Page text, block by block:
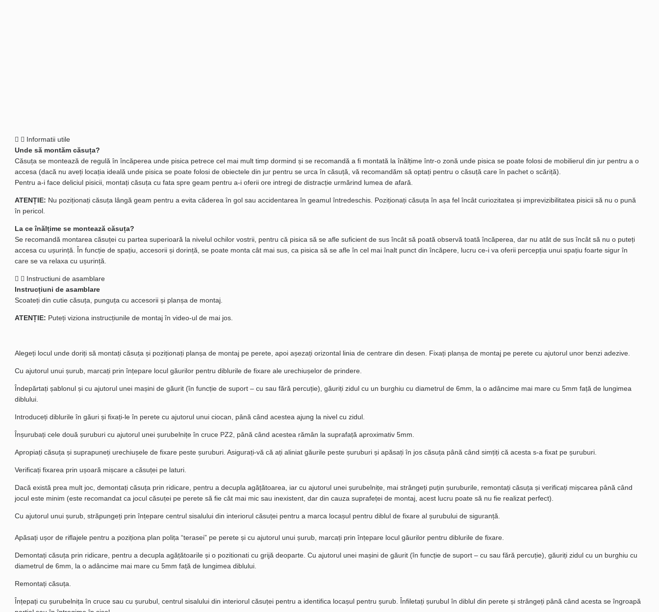
Informatii utile
Unde să montăm căsuța?
Căsuța se montează de regulă în încăperea unde pisica petrece cel mai mult timp dormind și se recomandă a fi montată la înălțime într-o zonă unde pisica se poate folosi de mobilierul din jur pentru a o
accesa (dacă nu aveți locația ideală unde pisica se poate folosi de obiectele din jur pentru se urca în căsuță, vă recomandăm să optați pentru o căsuță care în pachet o scăriță).
Pentru a-i face deliciul pisicii, montați căsuța cu fata spre geam pentru a-i oferii ore intregi de distracție urmărind lumea de afară.
ATENȚIE: Nu poziționați căsuța lângă geam pentru a evita căderea în gol sau accidentarea în geamul întredeschis. Poziționați căsuța în așa fel încât curiozitatea și imprevizibilitatea pisicii să nu o pună
în pericol.
La ce înălțime se montează căsuța?
Se recomandă montarea căsuței cu partea superioară la nivelul ochilor vostrii, pentru că pisica să se afle suficient de sus încât să poată observă toată încăperea, dar nu atât de sus încât să nu o puteți
accesa cu ușurință. În funcție de spațiu, accesorii și dorință, se poate monta cât mai sus, ca pisica să se afle în cel mai înalt punct din încăpere, lucru ce-i va oferii percepția unui spațiu foarte sigur în
care se va relaxa cu ușurință.
Instructiuni de asamblare
Instrucțiuni de asamblare
Scoateți din cutie căsuța, punguța cu accesorii și planșa de montaj.
ATENȚIE: Puteți viziona instrucțiunile de montaj în video-ul de mai jos.
Alegeți locul unde doriți să montați căsuța și poziționați planșa de montaj pe perete, apoi așezați orizontal linia de centrare din desen. Fixați planșa de montaj pe perete cu ajutorul unor benzi adezive.
Cu ajutorul unui șurub, marcați prin înțepare locul găurilor pentru diblurile de fixare ale urechiușelor de prindere.
Îndepărtați șablonul și cu ajutorul unei mașini de găurit (în funcție de suport – cu sau fără percuție), găuriți zidul cu un burghiu cu diametrul de 6mm, la o adâncime mai mare cu 5mm față de lungimea
diblului.
Introduceți diblurile în găuri și fixați-le în perete cu ajutorul unui ciocan, până când acestea ajung la nivel cu zidul.
Înșurubați cele două șuruburi cu ajutorul unei șurubelnițe în cruce PZ2, până când acestea rămân la suprafață aproximativ 5mm.
Apropiați căsuța și suprapuneți urechiușele de fixare peste șuruburi. Asigurați-vă că ați aliniat găurile peste șuruburi și apăsați în jos căsuța până când simțiți că acesta s-a fixat pe șuruburi.
Verificați fixarea prin ușoară mișcare a căsuței pe laturi.
Dacă există prea mult joc, demontați căsuța prin ridicare, pentru a decupla agățătoarea, iar cu ajutorul unei șurubelnițe, mai strângeți puțin șuruburile, remontați căsuța și verificați mișcarea până când
jocul este minim (este recomandat ca jocul căsuței pe perete să fie cât mai mic sau inexistent, dar din cauza suprafeței de montaj, acest lucru poate să nu fie realizat perfect).
Cu ajutorul unui șurub, străpungeți prin înțepare centrul sisalului din interiorul căsuței pentru a marca locașul pentru diblul de fixare al șurubului de siguranță.
Apăsați ușor de riflajele pentru a poziționa plan polița “terasei” pe perete și cu ajutorul unui șurub, marcați prin înțepare locul găurilor pentru diblurile de fixare.
Demontați căsuța prin ridicare, pentru a decupla agățătoarile și o pozitionati cu grijă deoparte. Cu ajutorul unei mașini de găurit (în funcție de suport – cu sau fără percuție), găuriți zidul cu un burghiu cu
diametrul de 6mm, la o adâncime mai mare cu 5mm față de lungimea diblului.
Remontați căsuța.
Înțepați cu șurubelnița în cruce sau cu șurubul, centrul sisalului din interiorul căsuței pentru a identifica locașul pentru șurub. Înfiletați șurubul în diblul din perete și strângeți până când acesta se îngroapă